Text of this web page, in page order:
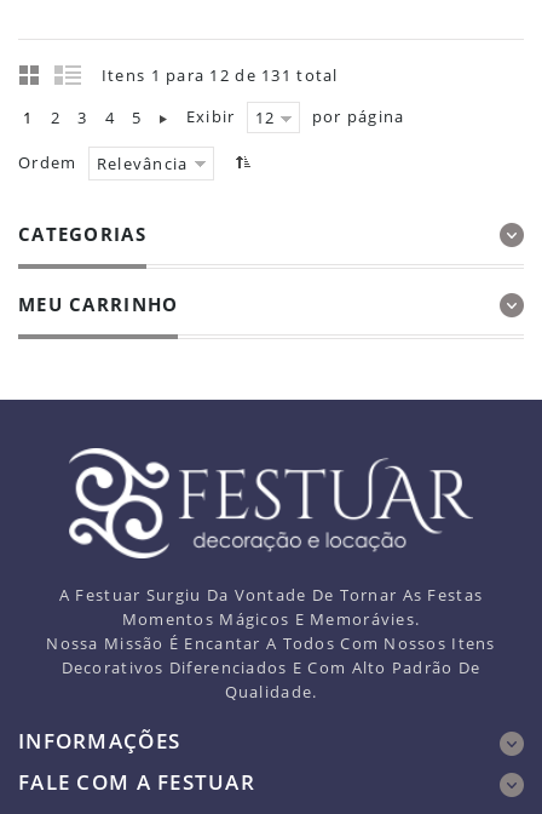
Itens 1 para 12 de 131 total
1
2 3 4 5 Exibir 12 por página
Ordem Relevância
CATEGORIAS
MEU CARRINHO
A Festuar Surgiu Da Vontade De Tornar As Festas
Momentos Mágicos E Memorávies.
Nossa Missão É Encantar A Todos Com Nossos Itens
Decorativos Diferenciados E Com Alto Padrão De
Qualidade.
INFORMAÇÕES
FALE COM A FESTUAR